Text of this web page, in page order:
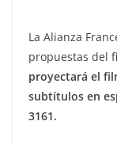
La Alianza
propuestas del
proyectará el
subtítulos en
3161.